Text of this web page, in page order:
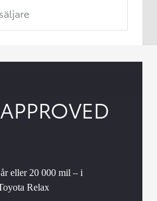
eller 20 000 mil – i
Relax